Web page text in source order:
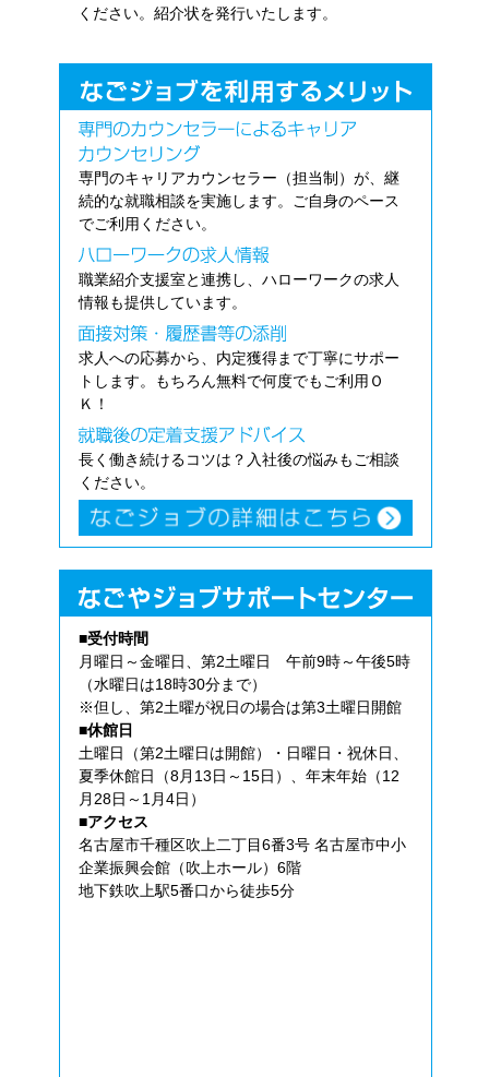
ください。紹介状を発行いたします。
専門のキャリアカウンセラー（担当制）が、継
続的な就職相談を実施します。ご自身のペース
でご利用ください。
職業紹介支援室と連携し、ハローワークの求人
情報も提供しています。
求人への応募から、内定獲得まで丁寧にサポー
トします。もちろん無料で何度でもご利用Ｏ
Ｋ！
長く働き続けるコツは？入社後の悩みもご相談
ください。
■受付時間
月曜日～金曜日、第2土曜日 午前9時～午後5時
（水曜日は18時30分まで）
※但し、第2土曜が祝日の場合は第3土曜日開館
■休館日
土曜日（第2土曜日は開館）・日曜日・祝休日、
夏季休館日（8月13日～15日）、年末年始（12
月28日～1月4日）
■アクセス
名古屋市千種区吹上二丁目6番3号 名古屋市中小
企業振興会館（吹上ホール）6階
地下鉄吹上駅5番口から徒歩5分